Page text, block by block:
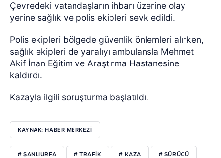
Çevredeki vatandaşların ihbarı üzerine olay
yerine sağlık ve polis ekipleri sevk edildi.
Polis ekipleri bölgede güvenlik önlemleri alırken,
sağlık ekipleri de yaralıyı ambulansla Mehmet
Akif İnan Eğitim ve Araştırma Hastanesine
kaldırdı.
Kazayla ilgili soruşturma başlatıldı.
KAYNAK: HABER MERKEZİ
# ŞANLIURFA # TRAFİK # KAZA # SÜRÜCÜ